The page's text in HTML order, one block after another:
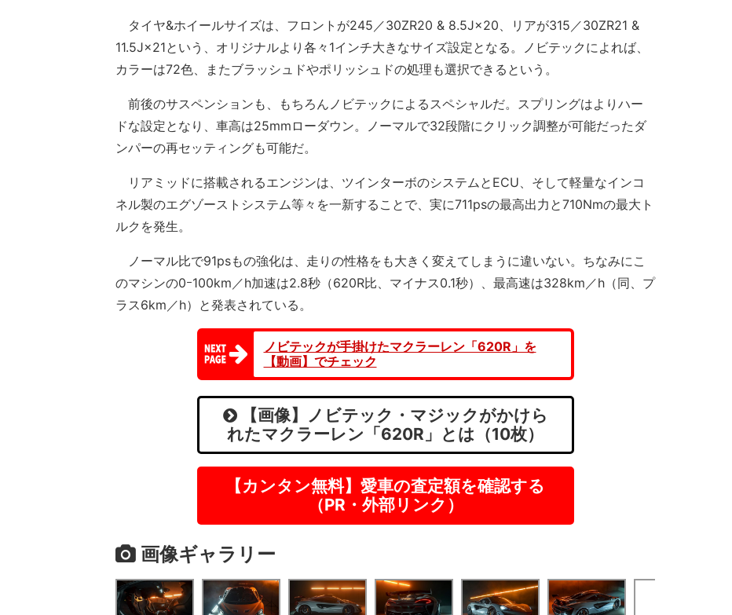
タイヤ&ホイールサイズは、フロントが245／30ZR20 & 8.5J×20、リアが315／30ZR21 &
11.5J×21という、オリジナルより各々1インチ大きなサイズ設定となる。ノビテックによれば、
カラーは72色、またブラッシュドやポリッシュドの処理も選択できるという。
前後のサスペンションも、もちろんノビテックによるスペシャルだ。スプリングはよりハー
ドな設定となり、車高は25mmローダウン。ノーマルで32段階にクリック調整が可能だったダ
ンパーの再セッティングも可能だ。
リアミッドに搭載されるエンジンは、ツインターボのシステムとECU、そして軽量なインコ
ネル製のエグゾーストシステム等々を一新することで、実に711psの最高出力と710Nmの最大ト
ルクを発生。
ノーマル比で91psもの強化は、走りの性格をも大きく変えてしまうに違いない。ちなみにこ
のマシンの0ｰ100km／h加速は2.8秒（620R比、マイナス0.1秒）、最高速は328km／h（同、プ
ラス6km／h）と発表されている。
ノビテックが手掛けたマクラーレン「620R」を
【動画】でチェック
【画像】ノビテック・マジックがかけら
れたマクラーレン「620R」とは（10枚）
【カンタン無料】愛車の査定額を確認する
（PR・外部リンク）
画像ギャラリー